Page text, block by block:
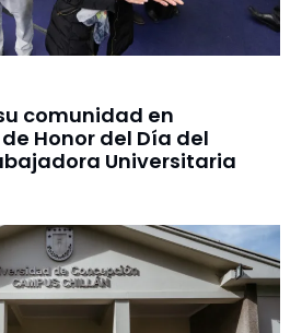
comunidad en
Honor del Día del
Universitaria